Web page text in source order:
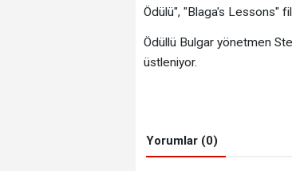
Ödülü", "Blaga's Lessons"
Ödüllü Bulgar yönetmen
üstleniyor.
Yorumlar (0)